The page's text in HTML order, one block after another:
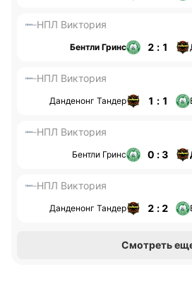
НПЛ Виктория
Бентли Гринс 2 : 1
НПЛ Виктория
Данденонг Тандер 1 : 1
НПЛ Виктория
Бентли Гринс 0 : 3
НПЛ Виктория
Данденонг Тандер 2 : 2
Смотреть